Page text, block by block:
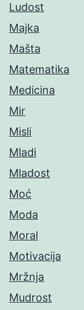
Ludost
Majka
Mašta
Matematika
Medicina
Mir
Misli
Mladi
Mladost
Moć
Moda
Moral
Motivacija
Mržnja
Mudrost